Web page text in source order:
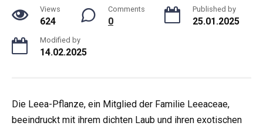
Views
624
Comments
0
Published by
25.01.2025
Modified by
14.02.2025
Die Leea-Pflanze, ein Mitglied der Familie Leeaceae,
beeindruckt mit ihrem dichten Laub und ihren exotischen